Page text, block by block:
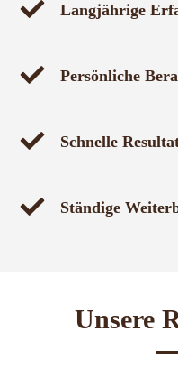
Langjährige
Persönliche
Schnelle
Ständige
Unsere